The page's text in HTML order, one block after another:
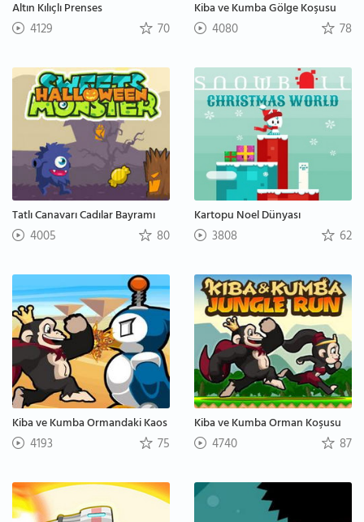
Altın Kılıçlı Prenses
4129 70
Kiba ve Kumba Gölge Koşusu
4080 78
Tatlı Canavarı Cadılar Bayramı
4005 80
Kartopu Noel Dünyası
3808 62
Kiba ve Kumba Ormandaki Kaos
4193 75
Kiba ve Kumba Orman Koşusu
4740 87